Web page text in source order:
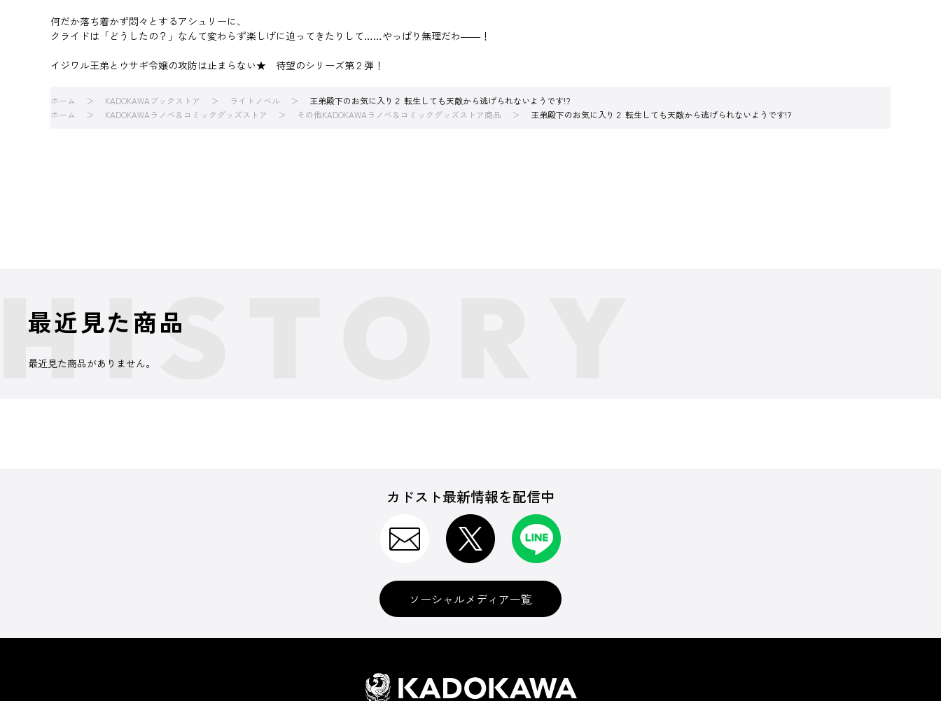
何だか落ち着かず悶々とするアシュリーに、
クライドは「どうしたの？」なんて変わらず楽しげに迫ってきたりして……やっぱり無理だわ――！
イジワル王弟とウサギ令嬢の攻防は止まらない★ 待望のシリーズ第２弾！
ホーム KADOKAWAブックストア ライトノベル
王弟殿下のお気に入り２ 転生しても天敵から逃げられないようです!?
ホーム
KADOKAWAラノベ＆コミックグッズストア その他KADOKAWAラノベ＆コミックグッズストア商品 王弟殿下のお気に入り２ 転生しても天敵から逃げられないようです!?
最近見た商品
最近見た商品がありません。
カドスト最新情報を配信中
ソーシャルメディア一覧